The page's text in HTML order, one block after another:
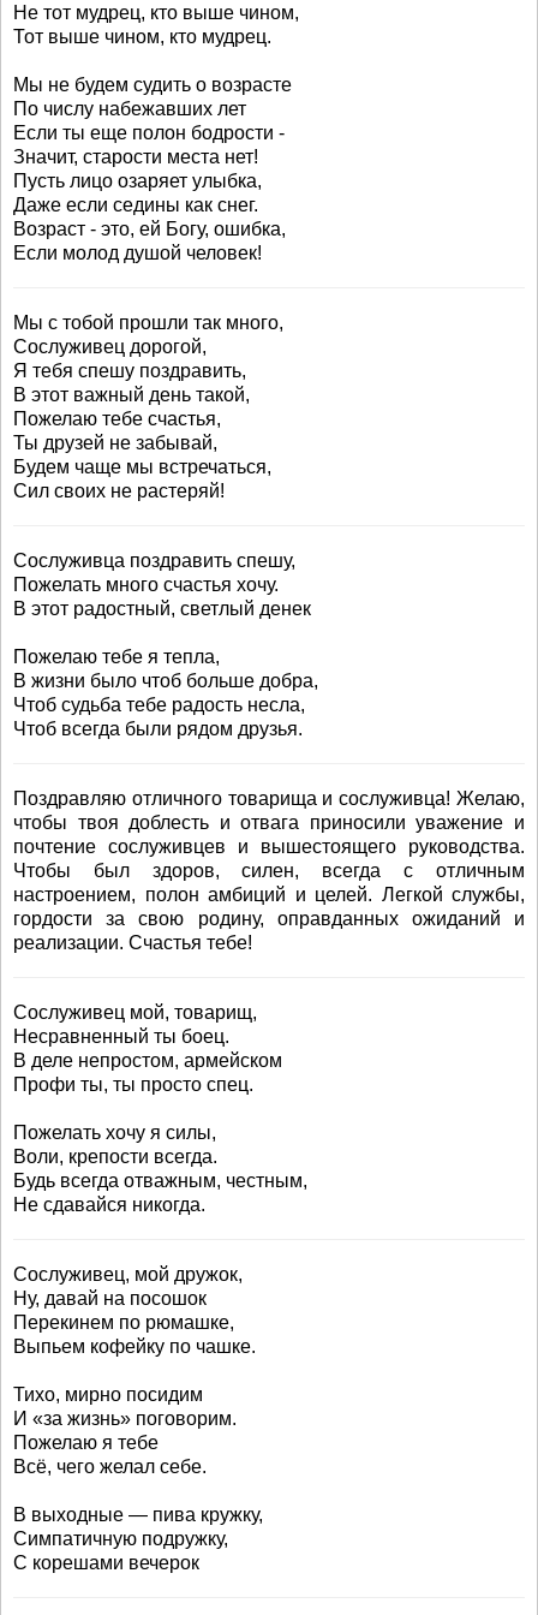
Не тот мудрец, кто выше чином,
Тот выше чином, кто мудрец.
Мы не будем судить о возрасте
По числу набежавших лет
Если ты еще полон бодрости -
Значит, старости места нет!
Пусть лицо озаряет улыбка,
Даже если седины как снег.
Возраст - это, ей Богу, ошибка,
Если молод душой человек!
Мы с тобой прошли так много,
Сослуживец дорогой,
Я тебя спешу поздравить,
В этот важный день такой,
Пожелаю тебе счастья,
Ты друзей не забывай,
Будем чаще мы встречаться,
Сил своих не растеряй!
Сослуживца поздравить спешу,
Пожелать много счастья хочу.
В этот радостный, светлый денек
Пожелаю тебе я тепла,
В жизни было чтоб больше добра,
Чтоб судьба тебе радость несла,
Чтоб всегда были рядом друзья.
Поздравляю отличного товарища и сослуживца! Желаю,
чтобы твоя доблесть и отвага приносили уважение и
почтение сослуживцев и вышестоящего руководства.
Чтобы был здоров, силен, всегда с отличным
настроением, полон амбиций и целей. Легкой службы,
гордости за свою родину, оправданных ожиданий и
реализации. Счастья тебе!
Сослуживец мой, товарищ,
Несравненный ты боец.
В деле непростом, армейском
Профи ты, ты просто спец.
Пожелать хочу я силы,
Воли, крепости всегда.
Будь всегда отважным, честным,
Не сдавайся никогда.
Сослуживец, мой дружок,
Ну, давай на посошок
Перекинем по рюмашке,
Выпьем кофейку по чашке.
Тихо, мирно посидим
И «за жизнь» поговорим.
Пожелаю я тебе
Всё, чего желал себе.
В выходные — пива кружку,
Симпатичную подружку,
С корешами вечерок